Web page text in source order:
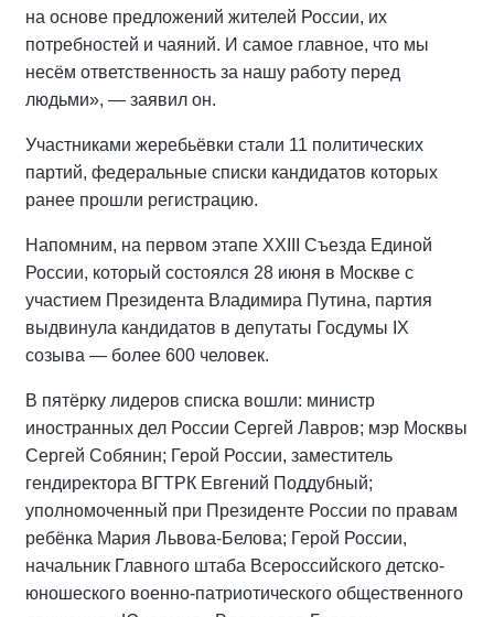
на основе предложений жителей России, их
потребностей и чаяний. И самое главное, что мы
несём ответственность за нашу работу перед
людьми», — заявил он.
Участниками жеребьёвки стали 11 политических
партий, федеральные списки кандидатов которых
ранее прошли регистрацию.
Напомним, на первом этапе XXIII Съезда Единой
России, который состоялся 28 июня в Москве с
участием Президента Владимира Путина, партия
выдвинула кандидатов в депутаты Госдумы IX
созыва — более 600 человек.
В пятёрку лидеров списка вошли: министр
иностранных дел России Сергей Лавров; мэр Москвы
Сергей Собянин; Герой России, заместитель
гендиректора ВГТРК Евгений Поддубный;
уполномоченный при Президенте России по правам
ребёнка Мария Львова-Белова; Герой России,
начальник Главного штаба Всероссийского детско-
юношеского военно-патриотического общественного